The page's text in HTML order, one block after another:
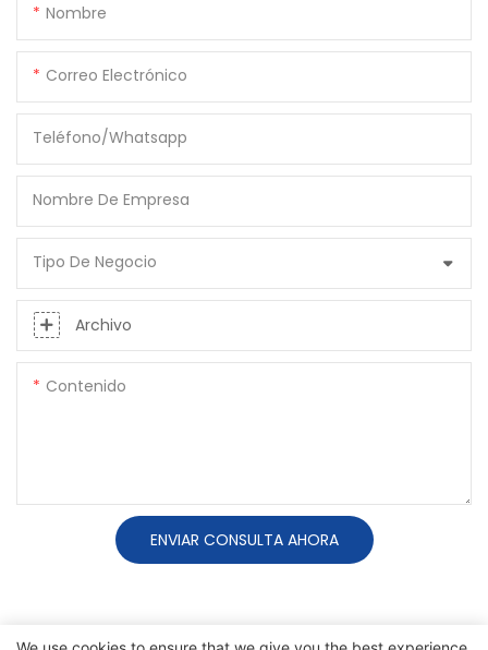
Nombre
Correo Electrónico
Teléfono/whatsapp
Nombre De Empresa
Tipo De Negocio
Archivo
Contenido
ENVIAR CONSULTA AHORA